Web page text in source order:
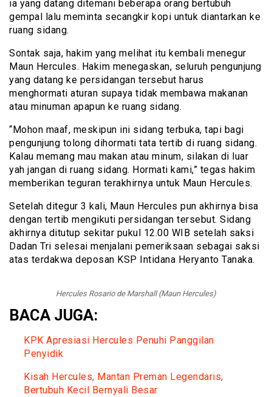
ia yang datang ditemani beberapa orang bertubuh
gempal lalu meminta secangkir kopi untuk diantarkan ke
ruang sidang.
Sontak saja, hakim yang melihat itu kembali menegur
Maun Hercules. Hakim menegaskan, seluruh pengunjung
yang datang ke persidangan tersebut harus
menghormati aturan supaya tidak membawa makanan
atau minuman apapun ke ruang sidang.
“Mohon maaf, meskipun ini sidang terbuka, tapi bagi
pengunjung tolong dihormati tata tertib di ruang sidang.
Kalau memang mau makan atau minum, silakan di luar
yah jangan di ruang sidang. Hormati kami,” tegas hakim
memberikan teguran terakhirnya untuk Maun Hercules.
Setelah ditegur 3 kali, Maun Hercules pun akhirnya bisa
dengan tertib mengikuti persidangan tersebut. Sidang
akhirnya ditutup sekitar pukul 12.00 WIB setelah saksi
Dadan Tri selesai menjalani pemeriksaan sebagai saksi
atas terdakwa deposan KSP Intidana Heryanto Tanaka.
Hercules Rosario de Marshall (Maun Hercules)
BACA JUGA:
KPK Apresiasi Hercules Penuhi Panggilan
Penyidik
Kisah Hercules, Mantan Preman Legendaris,
Bertubuh Kecil Bernyali Besar